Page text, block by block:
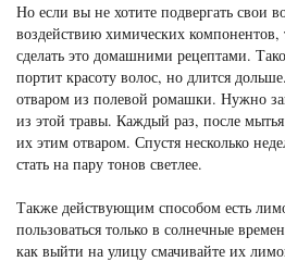
Но если вы не хотите подвергать свои
воздействию химических
сделать это домашними рецептами.
портит красоту волос, но длится
отваром из полевой ромашки. Нужно
из этой травы. Каждый раз, после
их этим отваром. Спустя несколько
стать на пару тонов светлее.
Также действующим способом есть
пользоваться только в солнечные
как выйти на улицу смачивайте их